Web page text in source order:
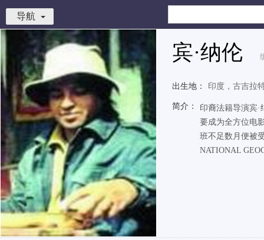
导航
宾·纳伦
出生地： 印度，古吉拉
简介：
印裔法籍导演宾
要成为全方位电
班不足数月便被
NATIONAL